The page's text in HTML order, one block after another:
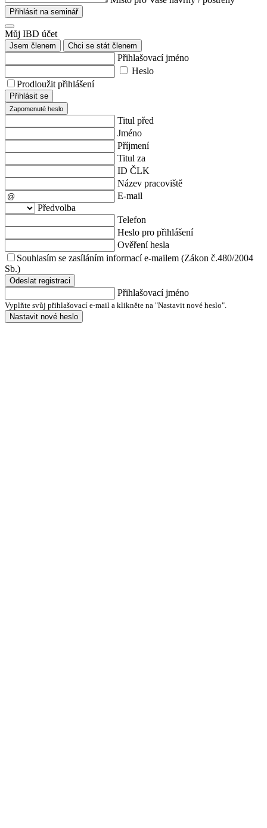
Přihlásit na seminář
Můj IBD účet
Jsem členem Chci se stát členem
Přihlašovací jméno
Heslo
Prodloužit přihlášení
Přihlásit se
Zapomenuté heslo
Titul před
Jméno
Příjmení
Titul za
ID ČLK
Název pracoviště
E-mail
Předvolba
Telefon
Heslo pro přihlášení
Ověření hesla
Souhlasím se zasíláním informací e-mailem (Zákon č.480/2004
Sb.)
Odeslat registraci
Přihlašovací jméno
Vyplňte svůj přihlašovací e-mail a klikněte na "Nastavit nové heslo".
Nastavit nové heslo